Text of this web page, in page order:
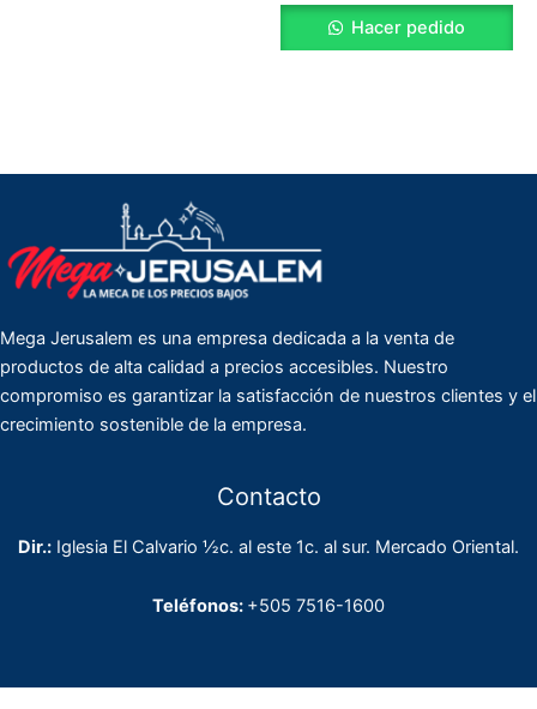
Hacer pedido
Mega Jerusalem es una empresa dedicada a la venta de
productos de alta calidad a precios accesibles. Nuestro
compromiso es garantizar la satisfacción de nuestros clientes y el
crecimiento sostenible de la empresa.
Contacto
Dir.: Iglesia El Calvario ½c. al este 1c. al sur. Mercado Oriental.
Teléfonos: +505 7516-1600